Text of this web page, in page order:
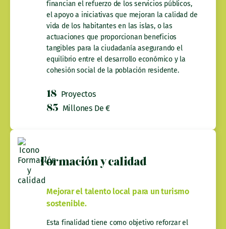
¿A qué se destina el fondo del impulso del turismo
financian el refuerzo de los servicios públicos,
el apoyo a iniciativas que mejoran la calidad de
vida de los habitantes en las islas, o las
actuaciones que proporcionan beneficios
tangibles para la ciudadanía asegurando el
equilibrio entre el desarrollo económico y la
cohesión social de la población residente.
18 Proyectos
83 Millones De €
Formación y calidad
Mejorar el talento local para un turismo
sostenible.
Esta finalidad tiene como objetivo reforzar el